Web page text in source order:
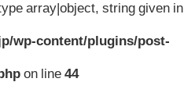
array|object, string given in
wp-content/plugins/post-
on line44